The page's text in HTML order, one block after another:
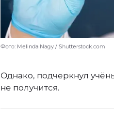
Фото: Melinda Nagy / Shutterstock.com
Однако, подчеркнул
не получится.